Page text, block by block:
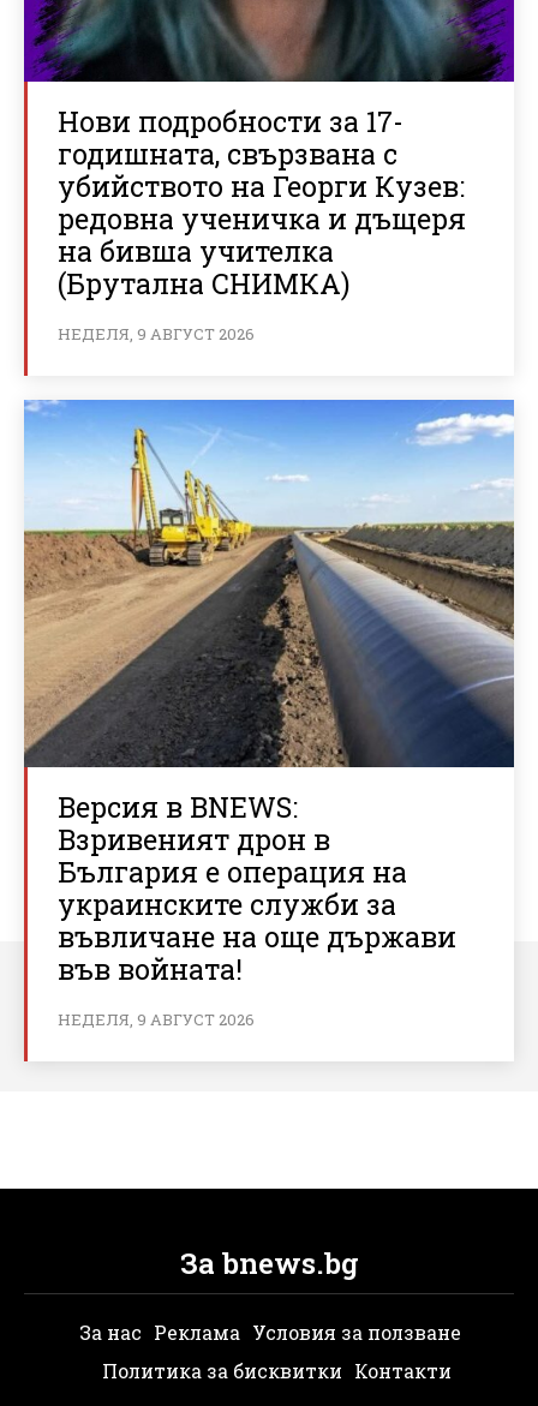
Нови подробности за 17-
годишната, свързвана с
убийството на Георги Кузев:
редовна ученичка и дъщеря
на бивша учителка
(Брутална СНИМКА)
НЕДЕЛЯ, 9 АВГУСТ 2026
Версия в BNEWS:
Взривеният дрон в
България е операция на
украинските служби за
въвличане на още държави
във войната!
НЕДЕЛЯ, 9 АВГУСТ 2026
За bnews.bg
За нас Реклама Условия за ползване
Политика за бисквитки Контакти